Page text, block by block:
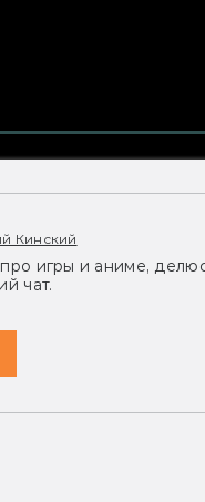
Кинский
игры и аниме,
чат.